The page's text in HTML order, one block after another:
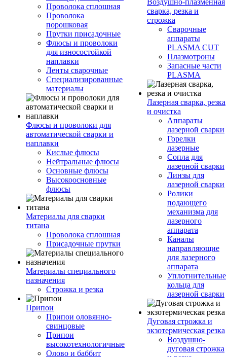
Проволока сплошная
Проволока
порошковая
Прутки присадочные
Флюсы и проволоки
для износостойкой
наплавки
Ленты сварочные
Специализированные
материалы
Флюсы и проволоки для
автоматической сварки и
наплавки
Кислые флюсы
Нейтральные флюсы
Основные флюсы
Высокоосновные
флюсы
Материалы для сварки
титана
Проволока сплошная
Присадочные прутки
Материалы специального
назначения
Строжка и резка
Припои
Припои оловянно-
свинцовые
Припои
высокотехнологичные
Олово и баббит
Воздушно-плазменная
сварка, резка и
строжка
Сварочные
аппараты
PLASMA CUT
Плазмотроны
Запасные части
PLASMA
Лазерная сварка, резка
и очистка
Аппараты
лазерной сварки
Горелки
лазерные
Сопла для
лазерной сварки
Линзы для
лазерной сварки
Ролики
подающего
механизма для
лазерного
аппарата
Каналы
направляющие
для лазерного
аппарата
Уплотнительные
кольца для
лазерной сварки
Дуговая строжка и
экзотермическая резка
Воздушно-
дуговая строжка